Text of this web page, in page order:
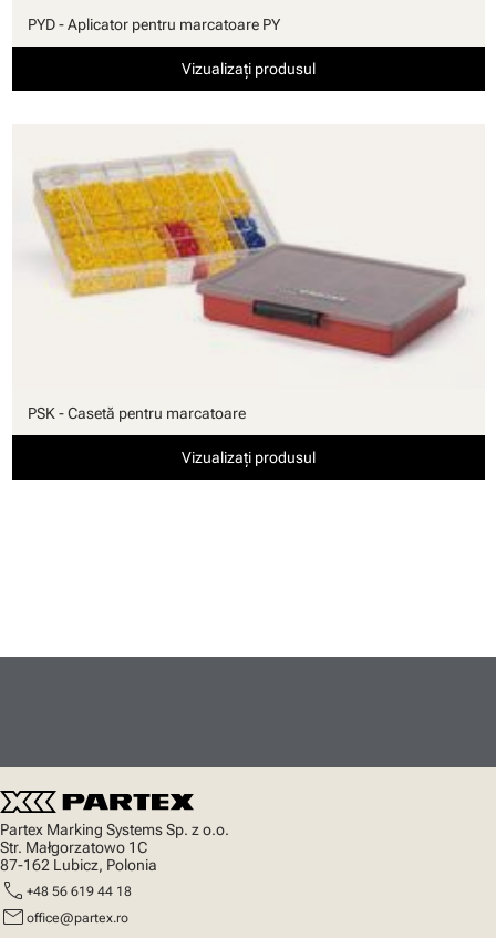
PYD - Aplicator pentru marcatoare PY
Vizualizați produsul
PSK - Casetă pentru marcatoare
Vizualizați produsul
Partex Marking Systems Sp. z o.o.
Str. Małgorzatowo 1C
87-162 Lubicz, Polonia
call +48 56 619 44 18
mail office@partex.ro